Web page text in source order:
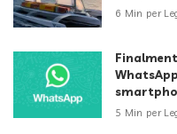
6 Min per
5 Min per